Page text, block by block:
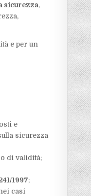
sicurezza,
e per un
e
sicurezza
di validità;
1997;
casi